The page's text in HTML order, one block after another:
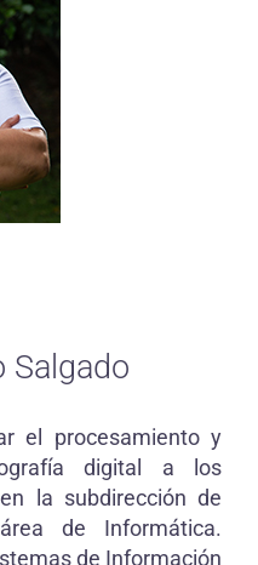
Salgado
el procesamiento y
digital a los
la subdirección de
de Informática.
de Información